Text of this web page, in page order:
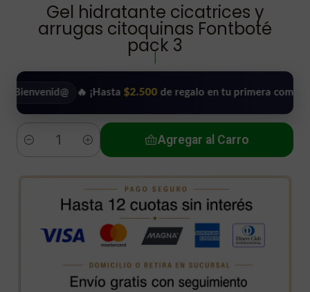
Gel hidratante cicatrices y
arrugas citoquinas Fontboté
pack 3
🔥 ¡Hasta $2.500 de regalo en tu primera compra! •
Cantidad
Agregar al Carro